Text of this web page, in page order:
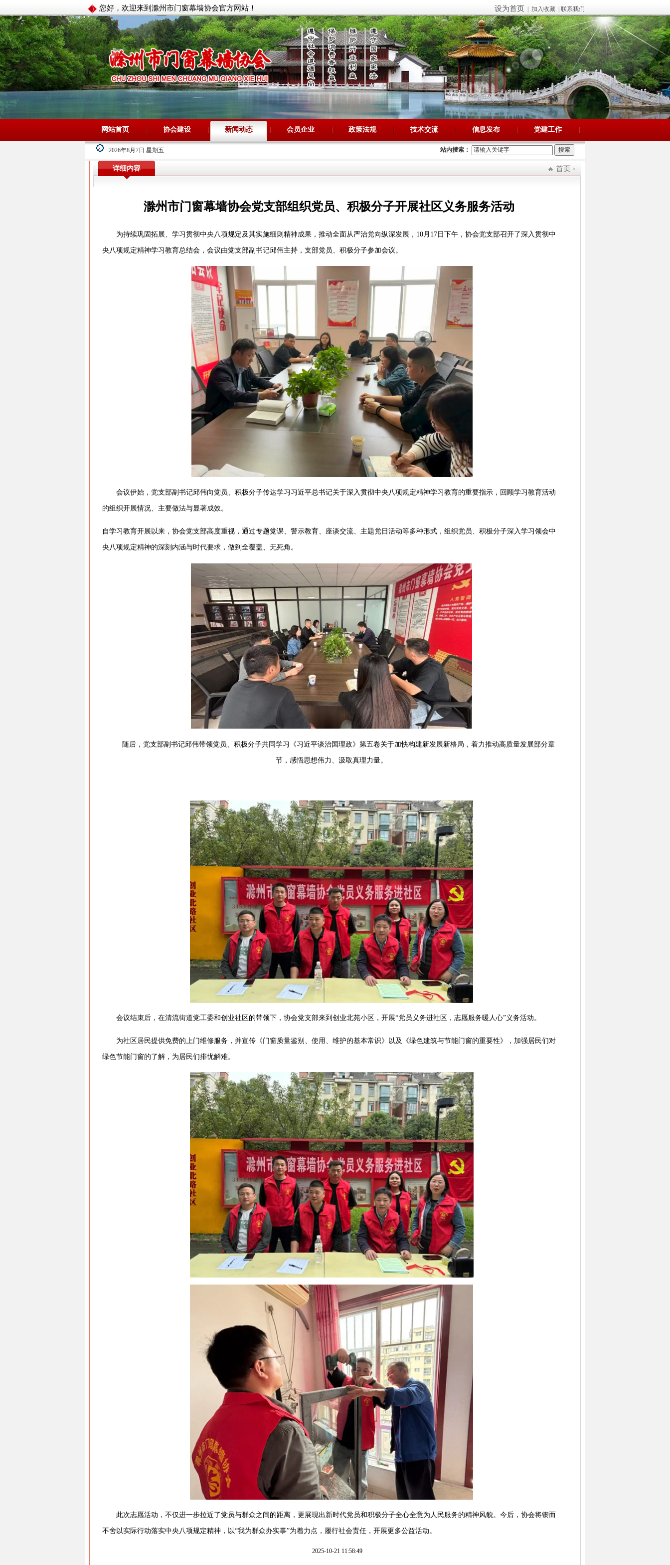
设为首页 | 加入收藏 | 联系我们
您好，欢迎来到滁州市门窗幕墙协会官方网站！
网站首页 协会建设 新闻动态 会员企业 政策法规 技术交流 信息发布 党建工作
2026年8月7日 星期五 站内搜索：
首页 >
详细内容
滁州市门窗幕墙协会党支部组织党员、积极分子开展社区义务服务活动
为持续巩固拓展、学习贯彻中央八项规定及其实施细则精神成果，推动全面从严治党向纵深发展，10月17日下午，协会党支部召开了深入贯彻中
央八项规定精神学习教育总结会，会议由党支部副书记邱伟主持，支部党员、积极分子参加会议。
会议伊始，党支部副书记邱伟向党员、积极分子传达学习习近平总书记关于深入贯彻中央八项规定精神学习教育的重要指示，回顾学习教育活动
的组织开展情况、主要做法与显著成效。
自学习教育开展以来，协会党支部高度重视，通过专题党课、警示教育、座谈交流、主题党日活动等多种形式，组织党员、积极分子深入学习领会中
央八项规定精神的深刻内涵与时代要求，做到全覆盖、无死角。
随后，党支部副书记邱伟带领党员、积极分子共同学习《习近平谈治国理政》第五卷关于加快构建新发展新格局，着力推动高质量发展部分章
节，感悟思想伟力、汲取真理力量。
会议结束后，在清流街道党工委和创业社区的带领下，协会党支部来到创业北苑小区，开展“党员义务进社区，志愿服务暖人心”义务活动。
为社区居民提供免费的上门维修服务，并宣传《门窗质量鉴别、使用、维护的基本常识》以及《绿色建筑与节能门窗的重要性》，加强居民们对
绿色节能门窗的了解，为居民们排忧解难。
此次志愿活动，不仅进一步拉近了党员与群众之间的距离，更展现出新时代党员和积极分子全心全意为人民服务的精神风貌。今后，协会将锲而
不舍以实际行动落实中央八项规定精神，以“我为群众办实事”为着力点，履行社会责任，开展更多公益活动。
2025-10-21 11:58:49